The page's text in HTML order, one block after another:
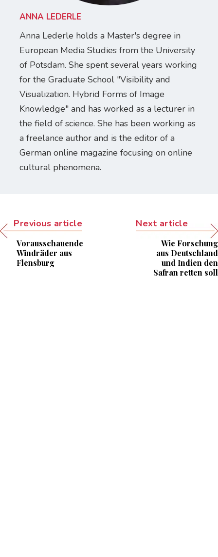
ANNA LEDERLE
Anna Lederle holds a Master's degree in
European Media Studies from the University
of Potsdam. She spent several years working
for the Graduate School "Visibility and
Visualization. Hybrid Forms of Image
Knowledge" and has worked as a lecturer in
the field of science. She has been working as
a freelance author and is the editor of a
German online magazine focusing on online
cultural phenomena.
Previous article
Vorausschauende
Windräder aus
Flensburg
Next article
Wie Forschung
aus Deutschland
und Indien den
Safran retten soll